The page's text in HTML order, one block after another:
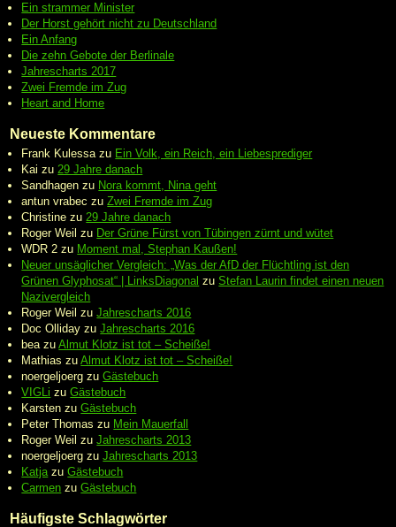
Ein strammer Minister
Der Horst gehört nicht zu Deutschland
Ein Anfang
Die zehn Gebote der Berlinale
Jahrescharts 2017
Zwei Fremde im Zug
Heart and Home
Neueste Kommentare
Frank Kulessa zu Ein Volk, ein Reich, ein Liebesprediger
Kai zu 29 Jahre danach
Sandhagen zu Nora kommt, Nina geht
antun vrabec zuZwei Fremde im Zug
Christine zu 29 Jahre danach
Roger Weil zu Der Grüne Fürst von Tübingen zürnt und wütet
WDR 2 zu Moment mal, Stephan Kaußen!
Neuer unsäglicher Vergleich: „Was der AfD der Flüchtling ist den
Grünen Glyphosat“ | LinksDiagonal zuStefan Laurin findet einen neuen
Nazivergleich
Roger Weil zuJahrescharts 2016
Doc Olliday zuJahrescharts 2016
bea zuAlmut Klotz ist tot – Scheiße!
Mathias zuAlmut Klotz ist tot – Scheiße!
noergeljoerg zuGästebuch
VIGLi zuGästebuch
Karsten zuGästebuch
Peter Thomas zu Mein Mauerfall
Roger Weil zuJahrescharts 2013
noergeljoerg zuJahrescharts 2013
Katja zuGästebuch
Carmen zuGästebuch
Häufigste Schlagwörter